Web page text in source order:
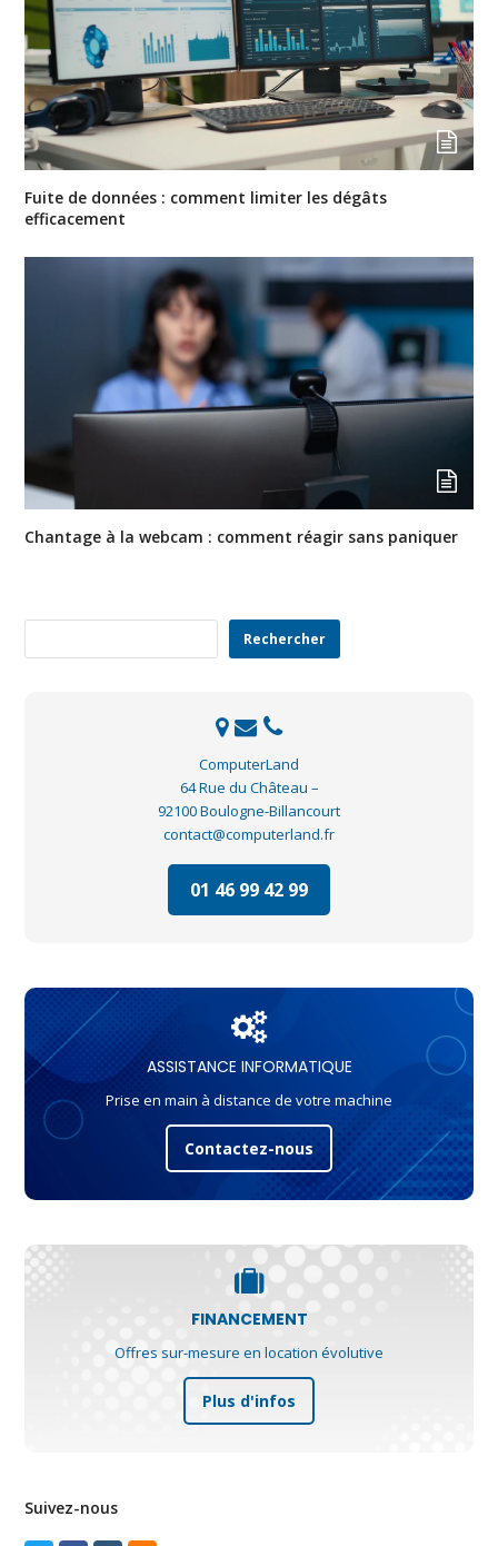
Fuite de données : comment limiter les dégâts
efficacement
Chantage à la webcam : comment réagir sans paniquer
Rechercher
ComputerLand
64 Rue du Château –
92100 Boulogne-Billancourt
contact@computerland.fr
01 46 99 42 99
ASSISTANCE INFORMATIQUE
Prise en main à distance de votre machine
Contactez-nous
FINANCEMENT
Offres sur-mesure en location évolutive
Plus d'infos
Suivez-nous